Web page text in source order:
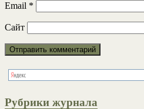
Email *
Сайт
Рубрики журнала